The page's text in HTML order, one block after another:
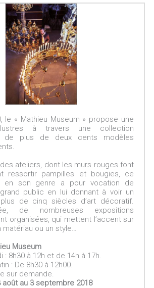
le « Mathieu Museum » propose une
à travers une collection
de plus de deux cents modèles
ateliers, dont les murs rouges font
ressortir pampilles et bougies, ce
en son genre a pour vocation de
public en lui donnant à voir un
de cinq siècles d’art décoratif.
de nombreuses expositions
organisées, qui mettent l’accent sur
matériau ou un style…
Museum
: 8h30 à 12h et de 14h à 17h.
: De 8h30 à 12h00.
sur demande.
août au 3 septembre 2018